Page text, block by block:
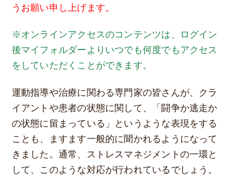
うお願い申し上げます。
※オンラインアクセスのコンテンツは、ログイン
後マイフォルダーよりいつでも何度でもアクセス
をしていただくことができます。
運動指導や治療に関わる専門家の皆さんが、クラ
イアントや患者の状態に関して、「闘争か逃走か
の状態に留まっている」というような表現をする
ことも、ますます一般的に聞かれるようになって
きました。通常、ストレスマネジメントの一環と
して、このような対応が行われているでしょう。